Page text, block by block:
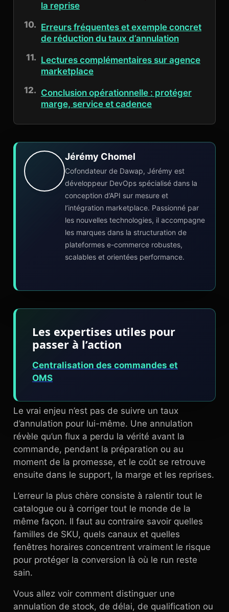
la reprise
Erreurs fréquentes et exemple concret
de réduction du taux d’annulation
Lectures complémentaires sur agence
marketplace
Conclusion opérationnelle : protéger
marge, service et cadence
Jérémy Chomel
Cofondateur de Dawap, Jérémy est
développeur DevOps spécialisé dans la
conception d’API sur mesure et
l’intégration marketplace. Passionné par
les nouvelles technologies, il accompagne
les marques dans la structuration de
plateformes e-commerce robustes,
scalables et orientées performance.
Les expertises utiles pour
passer à l’action
Centralisation des commandes et
OMS
Le vrai enjeu n’est pas de suivre un taux
d’annulation pour lui-même. Une annulation
révèle qu’un flux a perdu la vérité avant la
commande, pendant la préparation ou au
moment de la promesse, et le coût se retrouve
ensuite dans le support, la marge et les reprises.
L’erreur la plus chère consiste à ralentir tout le
catalogue ou à corriger tout le monde de la
même façon. Il faut au contraire savoir quelles
familles de SKU, quels canaux et quelles
fenêtres horaires concentrent vraiment le risque
pour protéger la conversion là où le run reste
sain.
Vous allez voir comment distinguer une
annulation de stock, de délai, de qualification ou